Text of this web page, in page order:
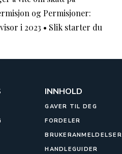
og Permisjoner:
i 2023 • Slik starter du
INNHOLD
GAVER TIL DEG
FORDELER
BRUKERANMELDELSER
HANDLEGUIDER